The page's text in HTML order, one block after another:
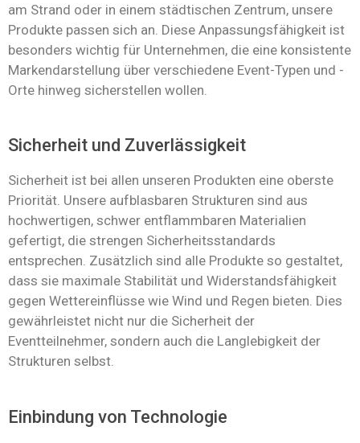
am Strand oder in einem städtischen Zentrum, unsere
Produkte passen sich an. Diese Anpassungsfähigkeit ist
besonders wichtig für Unternehmen, die eine konsistente
Markendarstellung über verschiedene Event-Typen und -
Orte hinweg sicherstellen wollen.
Sicherheit und Zuverlässigkeit
Sicherheit ist bei allen unseren Produkten eine oberste
Priorität. Unsere aufblasbaren Strukturen sind aus
hochwertigen, schwer entflammbaren Materialien
gefertigt, die strengen Sicherheitsstandards
entsprechen. Zusätzlich sind alle Produkte so gestaltet,
dass sie maximale Stabilität und Widerstandsfähigkeit
gegen Wettereinflüsse wie Wind und Regen bieten. Dies
gewährleistet nicht nur die Sicherheit der
Eventteilnehmer, sondern auch die Langlebigkeit der
Strukturen selbst.
Einbindung von Technologie